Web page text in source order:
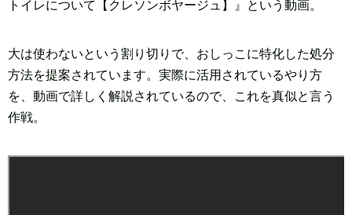
トイレについて【クレソンボヤージュ】』という動画。
大は使わないという割り切りで、おしっこに特化した処分
方法を提案されています。実際に活用されているやり方
を、動画で詳しく解説されているので、これを真似と言う
作戦。